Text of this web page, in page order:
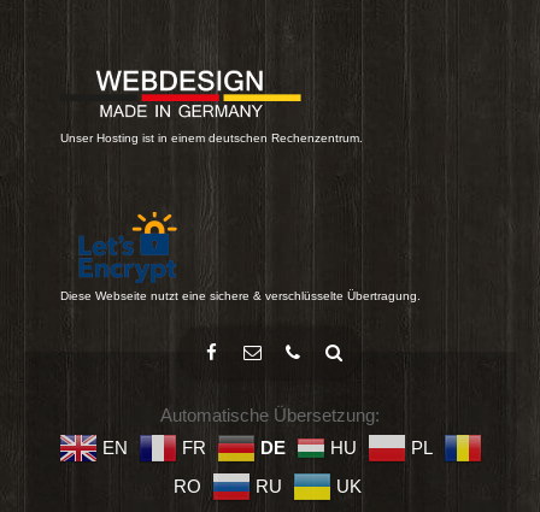
Unser Hosting ist in einem deutschen Rechenzentrum.
Diese Webseite nutzt eine sichere & verschlüsselte Übertragung.
Automatische Übersetzung:
EN
FR DE HU
PL
RO
RU UK